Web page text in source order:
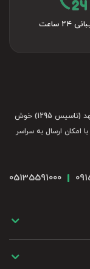
ساعت
به شعبه آنلاین فروشگاه آجیل و خشکبار آجیل چی مشهد (تاسیس 1295) خوش
امکان ارسال به سراسر
05135591000